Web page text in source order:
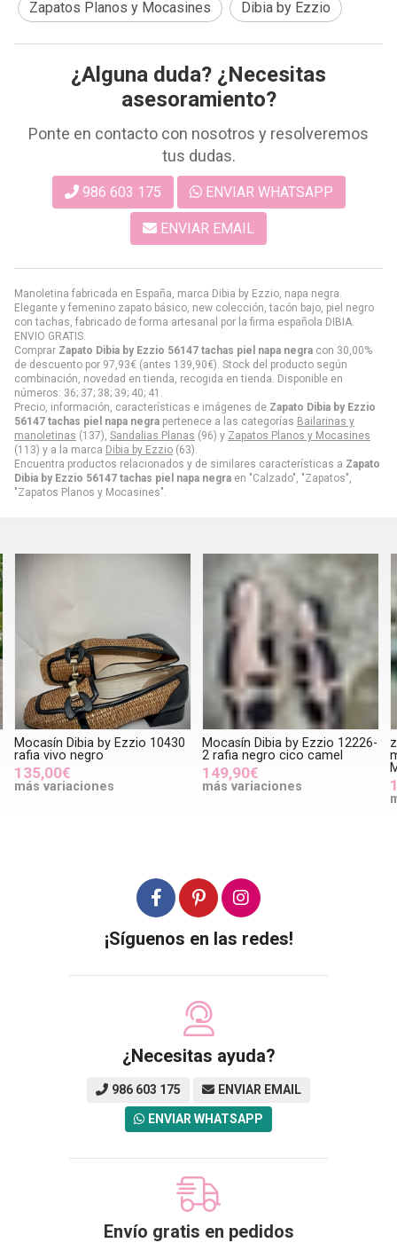
Manoletina fabricada en España, marca Dibia by Ezzio, napa negra.
Elegante y femenino zapato básico, new colección, tacón bajo, piel negro
con tachas, fabricado de forma artesanal por la firma española DIBIA.
ENVIO GRATIS.
Comprar Zapato Dibia by Ezzio 56147 tachas piel napa negra con 30,00%
de descuento por 97,93€ (antes 139,90€). Stock del producto según
combinación, novedad en tienda, recogida en tienda. Disponible en
números: 36; 37; 38; 39; 40; 41.
Precio, información, características e imágenes de Zapato Dibia by Ezzio
56147 tachas piel napa negra pertenece a las categorías Bailarinas y
manoletinas (137), Sandalias Planas (96) y Zapatos Planos y Mocasines
(113) y a la marca Dibia by Ezzio (63).
Encuentra productos relacionados y de similares características a Zapato
Dibia by Ezzio 56147 tachas piel napa negra en "Calzado", "Zapatos",
"Zapatos Planos y Mocasines".
Zapatos Planos y Mocasines Dibia by Ezzio
¿Alguna duda? ¿Necesitas
asesoramiento?
Ponte en contacto con nosotros y resolveremos
tus dudas.
986 603 175 ENVIAR WHATSAPP
ENVIAR EMAIL
Mocasín Dibia by Ezzio 10430
rafia vivo negro
135,00€
más variaciones
Mocasín Dibia by Ezzio 12226-
2 rafia negro cico camel
149,90€
más variaciones
¡Síguenos en las redes!
¿Necesitas ayuda?
986 603 175 ENVIAR EMAIL
ENVIAR WHATSAPP
Envío gratis en pedidos